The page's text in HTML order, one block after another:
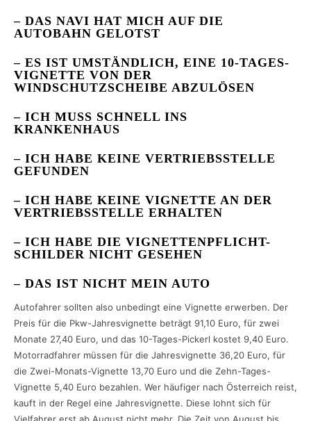
– DAS NAVI HAT MICH AUF DIE
AUTOBAHN GELOTST
– ES IST UMSTÄNDLICH, EINE 10-TAGES-
VIGNETTE VON DER
WINDSCHUTZSCHEIBE ABZULÖSEN
– ICH MUSS SCHNELL INS
KRANKENHAUS
– ICH HABE KEINE VERTRIEBSSTELLE
GEFUNDEN
– ICH HABE KEINE VIGNETTE AN DER
VERTRIEBSSTELLE ERHALTEN
– ICH HABE DIE VIGNETTENPFLICHT-
SCHILDER NICHT GESEHEN
– DAS IST NICHT MEIN AUTO
Autofahrer sollten also unbedingt eine Vignette erwerben. Der
Preis für die Pkw-Jahresvignette beträgt 91,10 Euro, für zwei
Monate 27,40 Euro, und das 10-Tages-Pickerl kostet 9,40 Euro.
Motorradfahrer müssen für die Jahresvignette 36,20 Euro, für
die Zwei-Monats-Vignette 13,70 Euro und die Zehn-Tages-
Vignette 5,40 Euro bezahlen. Wer häufiger nach Österreich reist,
kauft in der Regel eine Jahresvignette. Diese lohnt sich für